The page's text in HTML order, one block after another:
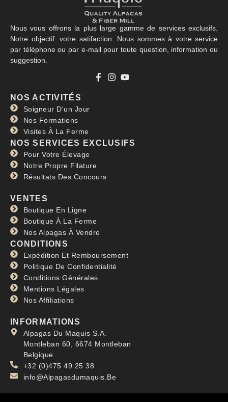
Nous vous offrons la plus large gamme de services exclusifs.
Notre objectif: votre satifaction. Nous sommes à votre service
par téléphone ou par e-mail pour toute question, information ou
suggestion.
NOS ACTIVITÉS
Soigneur D'un Jour
Nos Formations
Visites À La Ferme
NOS SERVICES EXCLUSIFS
Pour Votre Élevage
Notre Propre Filature
Résultats Des Concours
VENTES
Boutique En Ligne
Boutique À La Ferme
Nos Alpagas À Vendre
CONDITIONS
Expédition Et Remboursement
Politique De Confidentialité
Conditions Générales
Mentions Légales
Nos Affiliations
INFORMATIONS
Alpagas Du Maquis S.A.
Montleban 60, 6674 Montleban
Belgique
+32 (0)475 49 25 38
info@Alpagasdumaquis.Be